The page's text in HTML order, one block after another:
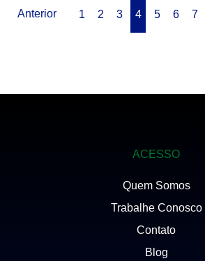
Anterior 1 2 3 4 5 6 7
ACESSO
Quem Somos
Trabalhe Conosco
Contato
Blog